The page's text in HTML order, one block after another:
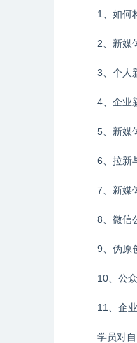
1、如何
2、新媒
3、个人
4、企业
5、新媒
6、拉新
7、新媒
8、微信
9、伪原
10、公
11、企
学员对